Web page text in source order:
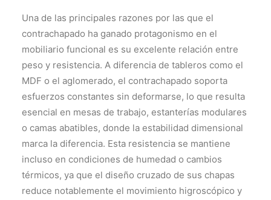
Una de las principales razones por las que el
contrachapado ha ganado protagonismo en el
mobiliario funcional es su excelente relación entre
peso y resistencia. A diferencia de tableros como el
MDF o el aglomerado, el contrachapado soporta
esfuerzos constantes sin deformarse, lo que resulta
esencial en mesas de trabajo, estanterías modulares
o camas abatibles, donde la estabilidad dimensional
marca la diferencia. Esta resistencia se mantiene
incluso en condiciones de humedad o cambios
térmicos, ya que el diseño cruzado de sus chapas
reduce notablemente el movimiento higroscópico y